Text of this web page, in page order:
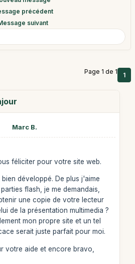
précédent
suivant
Page 1 de 1 1
Marc B.
féliciter pour votre site web.
bien développé. De plus j'aime
flash, je me demandais,
une copie de votre lecteur
de la présentation multimedia ?
mon propre site et un tel
serait juste parfait pour moi.
votre aide et encore bravo,